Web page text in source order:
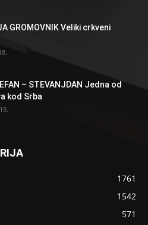
GROMOVNIK Veliki crkveni
– STEVANJDAN Jedna od
kod Srba
1761
1542
571